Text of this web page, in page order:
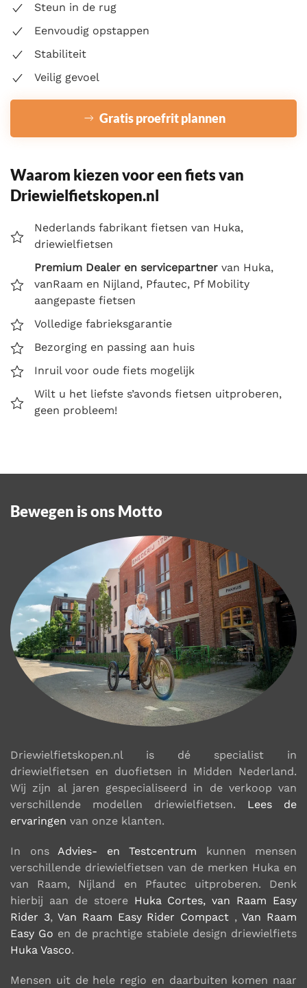
Steun in de rug
Eenvoudig opstappen
Stabiliteit
Veilig gevoel
Gratis proefrit plannen
Waarom kiezen voor een fiets van
Driewielfietskopen.nl
Nederlands fabrikant fietsen van Huka,
driewielfietsen
Premium Dealer en servicepartner van Huka,
vanRaam en Nijland, Pfautec, Pf Mobility
aangepaste fietsen
Volledige fabrieksgarantie
Bezorging en passing aan huis
Inruil voor oude fiets mogelijk
Wilt u het liefste s’avonds fietsen uitproberen,
geen probleem!
Bewegen is ons Motto
Driewielfietskopen.nl is dé specialist in
driewielfietsen en duofietsen in Midden Nederland.
Wij zijn al jaren gespecialiseerd in de verkoop van
verschillende modellen driewielfietsen. Lees de
ervaringen van onze klanten.
In ons Advies- en Testcentrum kunnen mensen
verschillende driewielfietsen van de merken Huka en
van Raam, Nijland en Pfautec uitproberen. Denk
hierbij aan de stoere Huka Cortes, van Raam Easy
Rider 3, Van Raam Easy Rider Compact ,Van Raam
Easy Go en de prachtige stabiele design driewielfiets
Huka Vasco.
Mensen uit de hele regio en daarbuiten komen naar